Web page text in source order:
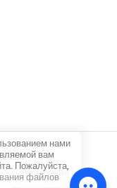
Соглашение
нами
вам
Пожалуйста,
файлов